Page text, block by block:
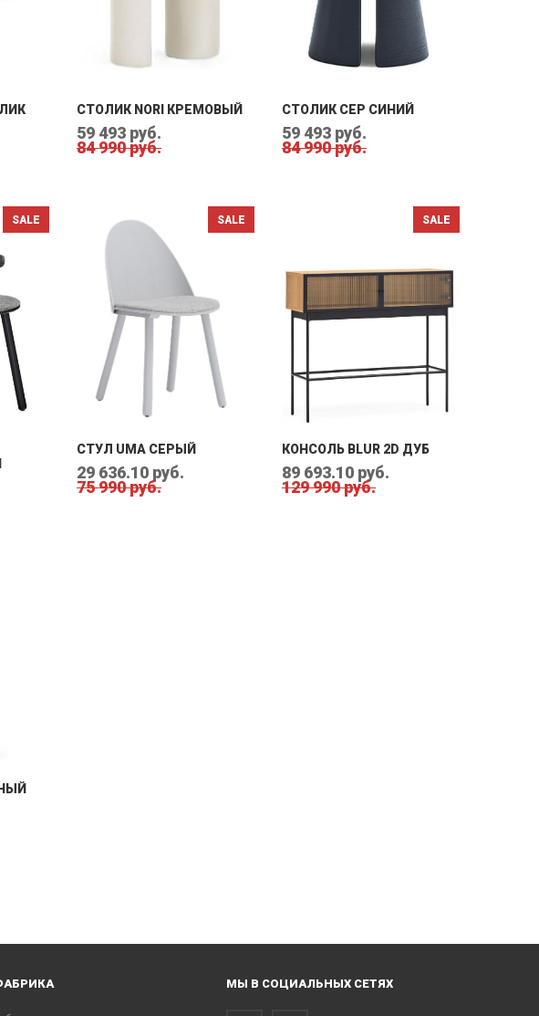
СТОЛИК NORI КРЕМОВЫЙ
59 493 руб.
84 990 руб.
СТОЛИК CEP СИНИЙ
59 493 руб.
84 990 руб.
СТУЛ UMA СЕРЫЙ
29 636.10 руб.
75 990 руб.
КОНСОЛЬ BLUR 2D ДУБ
89 693.10 руб.
129 990 руб.
МЫ В СОЦИАЛЬНЫХ СЕТЯХ